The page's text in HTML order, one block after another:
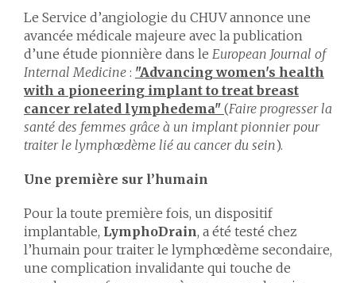
Le Service d’angiologie du CHUV annonce une
avancée médicale majeure avec la publication
d’une étude pionnière dans le European Journal of
Internal Medicine : "Advancing women's health
with a pioneering implant to treat breast
cancer related lymphedema" (Faire progresser la
santé des femmes grâce à un implant pionnier pour
traiter le lymphœdème lié au cancer du sein).
Une première sur l’humain
Pour la toute première fois, un dispositif
implantable, LymphoDrain, a été testé chez
l’humain pour traiter le lymphœdème secondaire,
une complication invalidante qui touche de